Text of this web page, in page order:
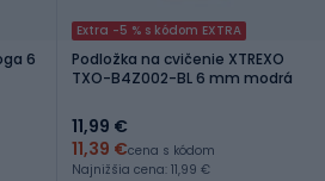
6
Extra -5 % s kódom EXTRA
Podložka na cvičenie XTREXO
TXO-B4Z002-BL 6 mm modrá
11,99 €
11,39 €cena s kódom
Najnižšia cena: 11,99 €